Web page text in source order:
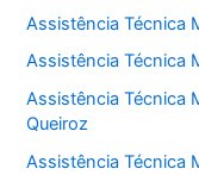
Assistência Técnica
Assistência Técnica
Assistência Técnica
Queiroz
Assistência Técnica